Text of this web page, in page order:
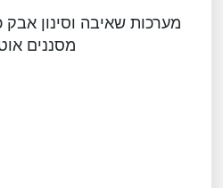
מסננים